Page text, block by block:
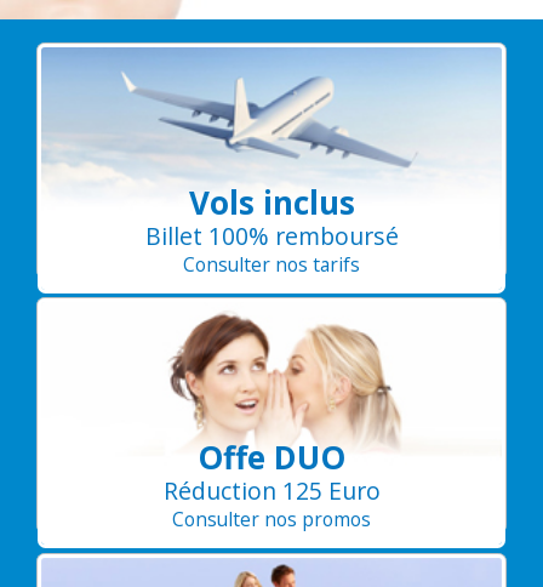
Vols inclus
Billet 100% remboursé
Consulter nos tarifs
Offe DUO
Réduction 125 Euro
Consulter nos promos